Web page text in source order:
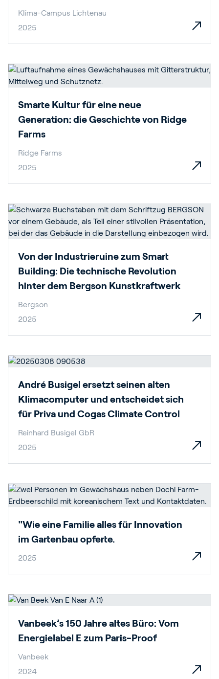
Klima-Campus Lichtenau
2025
Smarte Kultur für eine neue
Generation: die Geschichte von Ridge
Farms
Ridge Farms
2025
Von der Industrieruine zum Smart
Building: Die technische Revolution
hinter dem Bergson Kunstkraftwerk
Bergson
2025
André Busigel ersetzt seinen alten
Klimacomputer und entscheidet sich
für Priva und Cogas Climate Control
Reinhard Busigel GbR
2025
"Wie eine Familie alles für Innovation
im Gartenbau opferte.
2025
Vanbeek’s 150 Jahre altes Büro: Vom
Energielabel E zum Paris-Proof
Vanbeek
2024